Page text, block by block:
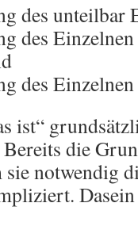
des unteilbar
des
des
ist“
die
notwendig